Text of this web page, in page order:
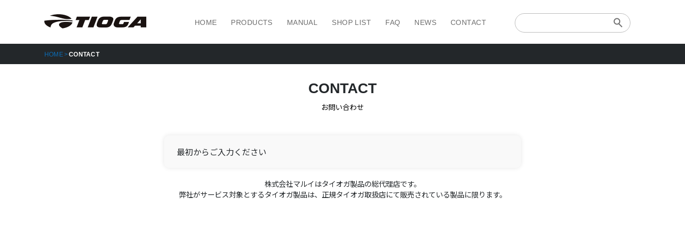
HOME PRODUCTS MANUAL SHOP LIST FAQ NEWS CONTACT
HOME CONTACT
CONTACT
お問い合わせ
最初からご入力ください
株式会社マルイはタイオガ製品の総代理店です。
弊社がサービス対象とするタイオガ製品は、正規タイオガ取扱店にて販売されている製品に限ります。